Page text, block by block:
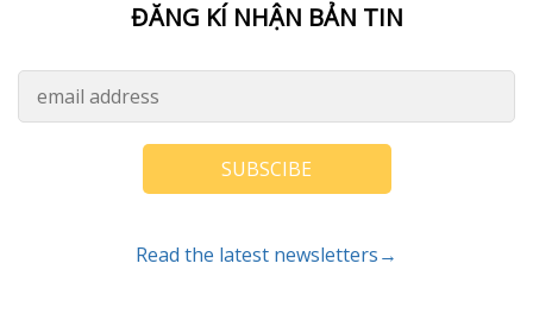
ĐĂNG KÍ NHẬN BẢN TIN
SUBSCIBE
Read the latest newsletters→